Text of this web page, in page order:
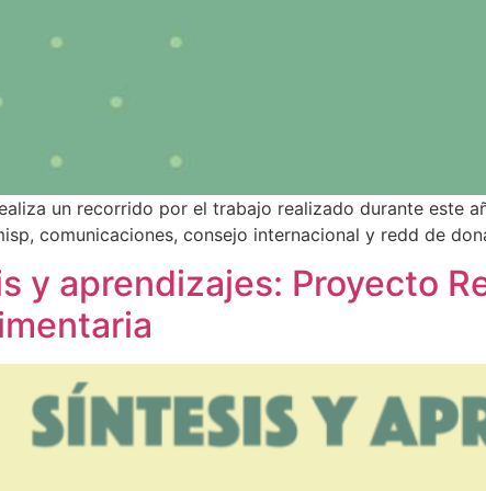
un recorrido por el trabajo realizado durante este
comunicaciones, consejo internacional y redd de
y aprendizajes: Proyecto